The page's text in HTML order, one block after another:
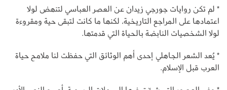
* لم تكن روايات جورجي زيدان عن العصر العباسي لتنهض لولا
اعتمادها على المراجع التاريخية، لكنها ما كانت لتبقى حية ومقروءة
لولا الشخصيات النابضة بالحياة التي قدمتها.
* يُعد الشعر الجاهلي إحدى أهم الوثائق التي حفظت لنا ملامح حياة
العرب قبل الإسلام.